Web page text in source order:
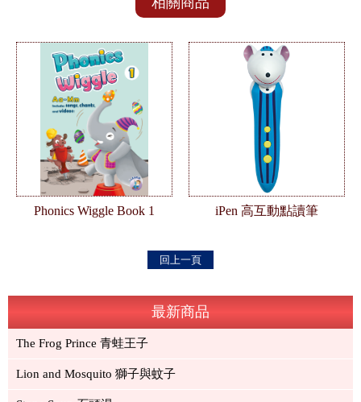
Phonics Wiggle Book 1 iPen 高互動點讀筆
回上一頁
最新商品
The Frog Prince 青蛙王子
Lion and Mosquito 獅子與蚊子